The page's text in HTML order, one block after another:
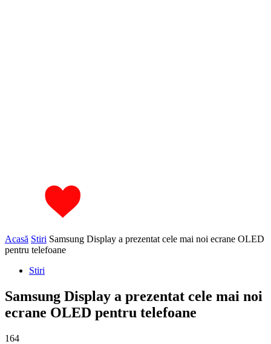
Acasă Stiri Samsung Display a prezentat cele mai noi ecrane OLED
pentru telefoane
Stiri
Samsung Display a prezentat cele mai noi
ecrane OLED pentru telefoane
164